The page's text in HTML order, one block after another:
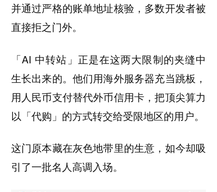
并通过严格的账单地址核验，多数开发者被
直接拒之门外。
「AI 中转站」正是在这两大限制的夹缝中
生长出来的。他们用海外服务器充当跳板，
用人民币支付替代外币信用卡，把顶尖算力
以「代购」的方式转交给受限地区的用户。
这门原本藏在灰色地带里的生意，如今却吸
引了一批名人高调入场。